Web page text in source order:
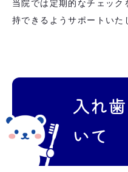
当院では定期的なチェッ
持できるようサポートいた
入れ
いて